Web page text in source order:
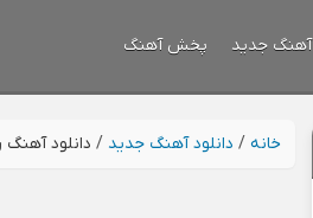
آهنگ جدید پخش آهنگ
خانه / دانلود آهنگ جدید / دانلود